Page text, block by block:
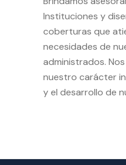
Instituciones y
coberturas que
necesidades de
administrados.
nuestro carácter
y el desarrollo de